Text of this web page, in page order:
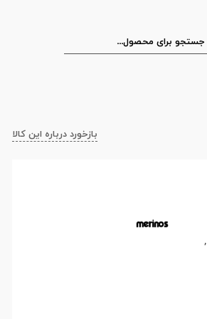
بازخورد درباره این کالا
,